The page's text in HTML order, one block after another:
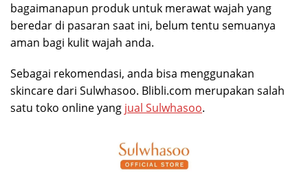
bagaimanapun produk untuk merawat wajah yang
beredar di pasaran saat ini, belum tentu semuanya
aman bagi kulit wajah anda.
Sebagai rekomendasi, anda bisa menggunakan
skincare dari Sulwhasoo. Blibli.com merupakan salah
satu toko online yang jual Sulwhasoo.